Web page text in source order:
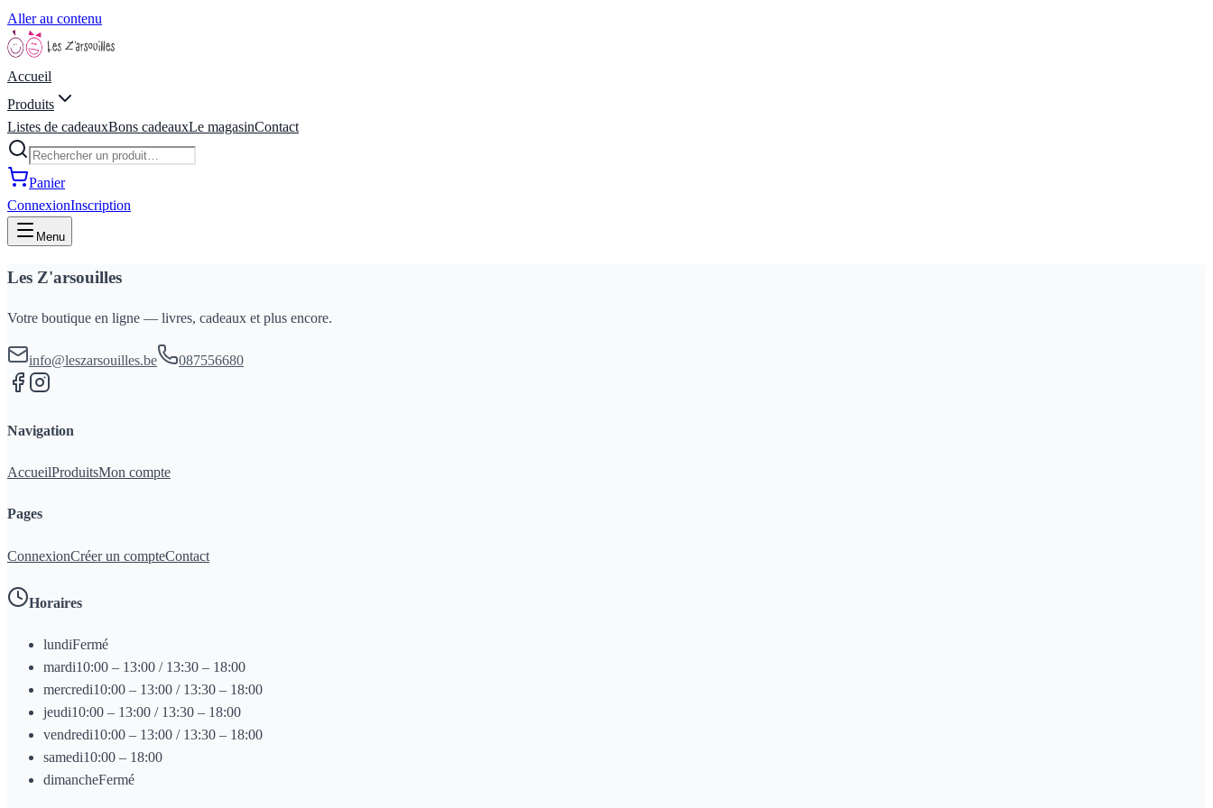
Aller au contenu
Accueil
Produits
Listes de cadeauxBons cadeauxLe magasinContact
Panier
ConnexionInscription
Menu
Les Z'arsouilles
Votre boutique en ligne — livres, cadeaux et plus encore.
info@leszarsouilles.be 087556680
Navigation
AccueilProduitsMon compte
Pages
ConnexionCréer un compteContact
Horaires
lundiFermé
mardi10:00 – 13:00 / 13:30 – 18:00
mercredi10:00 – 13:00 / 13:30 – 18:00
jeudi10:00 – 13:00 / 13:30 – 18:00
vendredi10:00 – 13:00 / 13:30 – 18:00
samedi10:00 – 18:00
dimancheFermé